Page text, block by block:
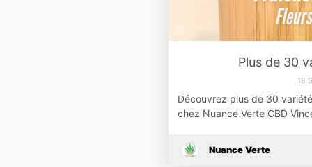
Plus de 30
18
Découvrez plus de 30
chez Nuance Verte CBD
Nuance Verte